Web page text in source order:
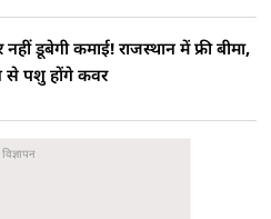
डूबेगी कमाई! राजस्थान में फ्री बीमा,
से पशु होंगे कवर